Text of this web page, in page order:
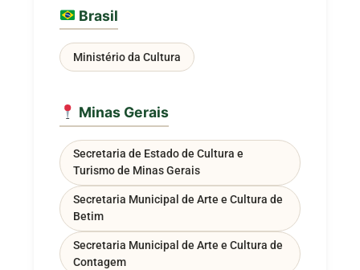
Brasil
Ministério da Cultura
Minas Gerais
Secretaria de Estado de Cultura e
Turismo de Minas Gerais
Secretaria Municipal de Arte e Cultura de
Betim
Secretaria Municipal de Arte e Cultura de
Contagem